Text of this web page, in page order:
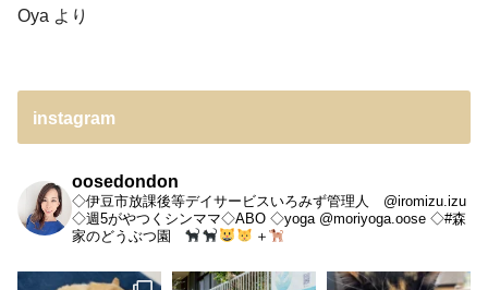
Oya より
instagram
oosedondon
◇伊豆市放課後等デイサービスいろみず管理人 @iromizu.izu
◇週5がやつくシンママ◇ABO ◇yoga @moriyoga.oose ◇#森
家のどうぶつ園
＋